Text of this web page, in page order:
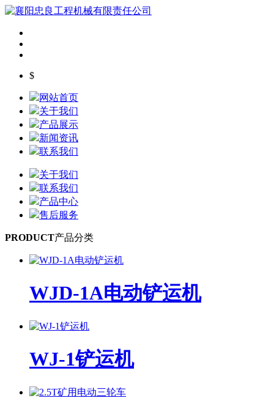
$
网站首页
关于我们
产品展示
新闻资讯
联系我们
关于我们
联系我们
产品中心
售后服务
PRODUCT产品分类
WJD-1A电动铲运机
WJ-1铲运机